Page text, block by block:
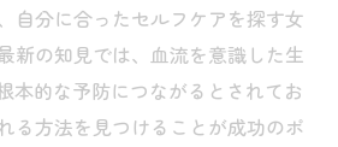
自分に合ったセルフケアを探す女
新の知見では、血流を意識した生
本的な予防につながるとされてお
る方法を見つけることが成功のポ